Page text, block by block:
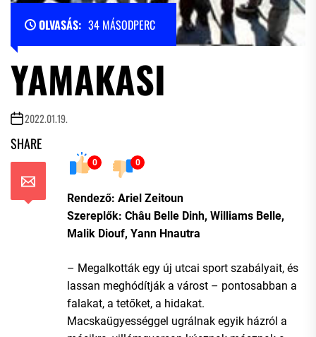
OLVASÁS: 34 MÁSODPERC
YAMAKASI
2022.01.19.
SHARE
0 0
Rendező: Ariel Zeitoun
Szereplők: Châu Belle Dinh, Williams Belle,
Malik Diouf, Yann Hnautra
– Megalkották egy új utcai sport szabályait, és
lassan meghódítják a várost – pontosabban a
falakat, a tetőket, a hidakat.
Macskaügyességgel ugrálnak egyik házról a